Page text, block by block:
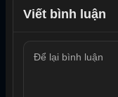
Viết bình luận